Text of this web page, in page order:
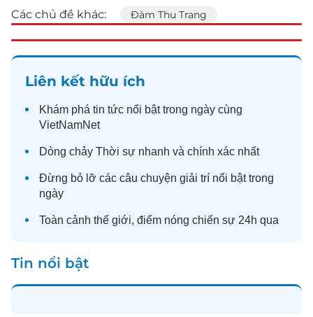
Các chủ đề khác: Đàm Thu Trang
Liên kết hữu ích
Khám phá tin tức nổi bật trong ngày cùng
VietNamNet
Dòng chảy Thời sự nhanh và chính xác nhất
Đừng bỏ lỡ các câu chuyện giải trí nổi bật trong
ngày
Toàn cảnh thế giới, điểm nóng chiến sự 24h qua
Tin nổi bật